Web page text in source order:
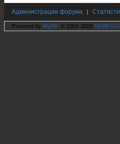
Администрация форума |
Powered by MyBB , © 2001-2026 MyBB